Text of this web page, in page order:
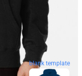
blank template